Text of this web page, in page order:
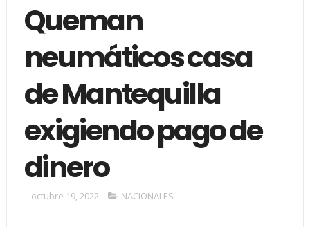
Queman
neumáticos casa
de Mantequilla
exigiendo pago de
dinero
octubre 19, 2022 NACIONALES